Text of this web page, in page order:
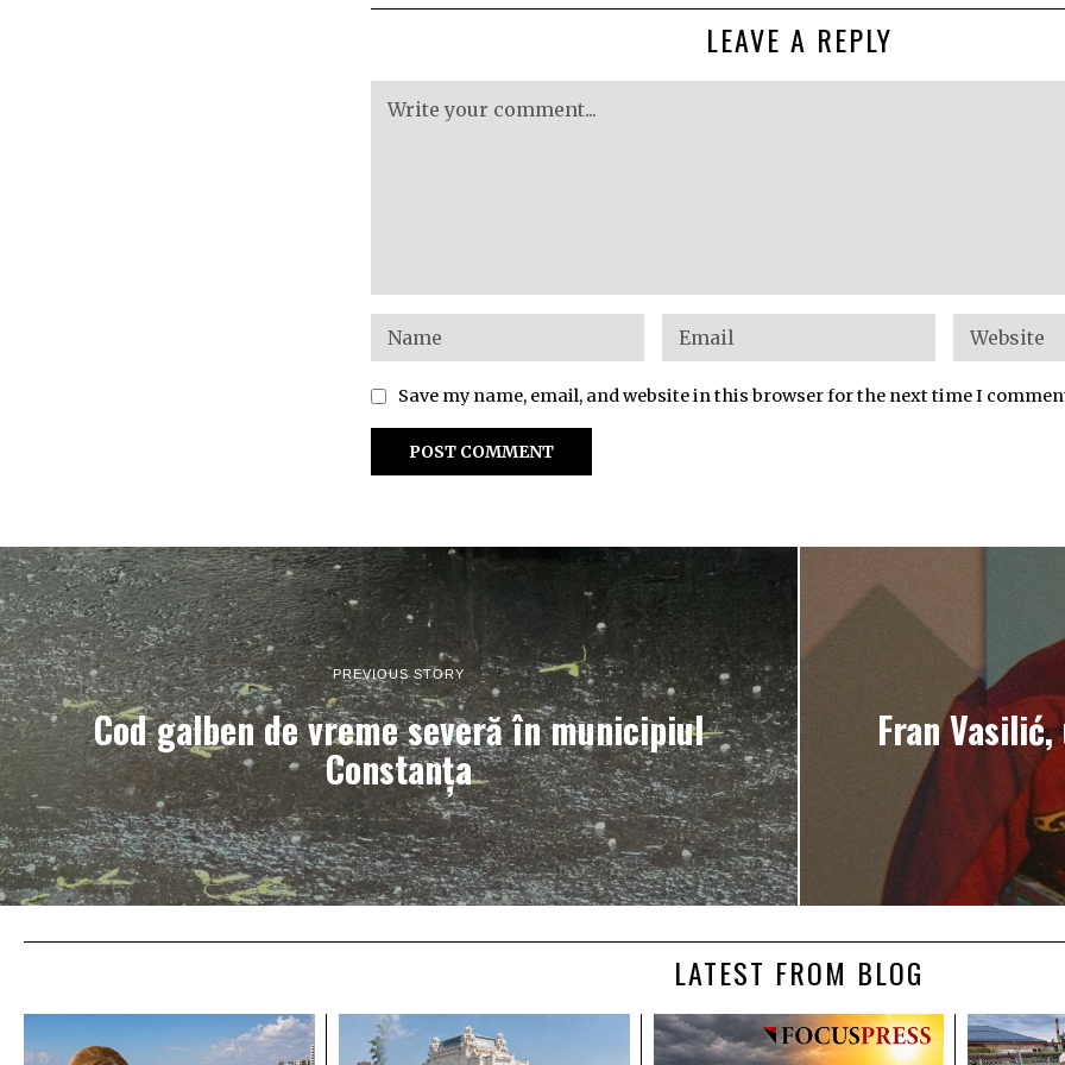
LEAVE A REPLY
Save my name, email, and website in this browser for the next time I
PREVIOUS STORY
Cod galben de vreme severă în municipiul
Constanța
Fran
LATEST FROM BLOG